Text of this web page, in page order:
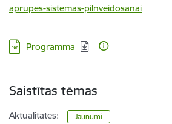
aprupes-sistemas-pilnveidosanai
Lejupielādēt:
Programma
Saistītas tēmas
Aktualitātes: Jaunumi